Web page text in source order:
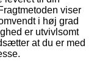
viser
i høj grad
er utvivlsomt
at du er med